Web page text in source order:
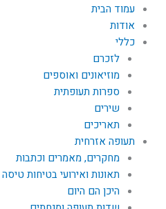
עמוד הבית
אודות
כללי
לזכרם
מוזיאונים ואוספים
ספרות תעופתית
שירים
תאריכים
תעופה אזרחית
מחקרים, מאמרים וכתבות
תאונות ואירועי בטיחות טיסה
היכן הם היום